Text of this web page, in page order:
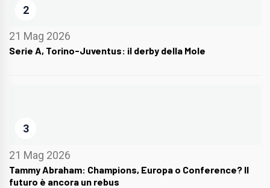
2
21 Mag 2026
Serie A, Torino-Juventus: il derby della Mole
3
21 Mag 2026
Tammy Abraham: Champions, Europa o Conference? Il
futuro è ancora un rebus